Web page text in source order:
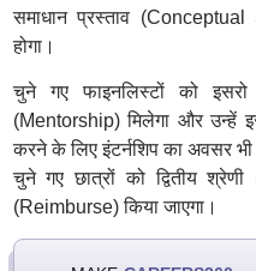
समाधान प्रस्ताव
होगा।
चुने गए फाइनलिस्टों को इसरो
(Mentorship) मिलेगा और उन्हें
करने के लिए इंटर्नशिप का अवसर
चुने गए छात्रों को द्वितीय
(Reimburse) किया जाएगा।